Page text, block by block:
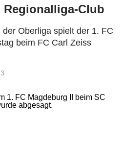
Regionalliga-Club
Oberliga spielt der 1. FC
beim FC Carl Zeiss